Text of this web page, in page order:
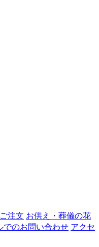
注文 お供え・葬儀の花
でのお問い合わせ アクセ